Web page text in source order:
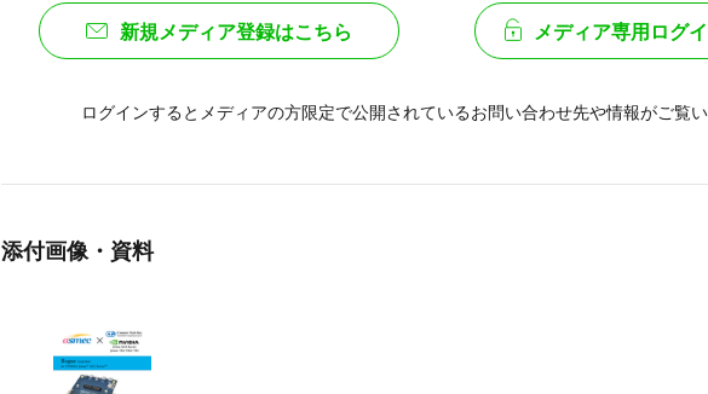
新規メディア登録はこちら メディア専用ログ
ログインするとメディアの方限定で公開されているお問い合わせ先や情報がご覧
添付画像・資料